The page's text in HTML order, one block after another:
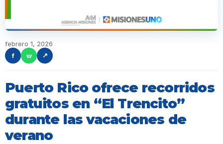
febrero 1, 2026
f
w ↗
Puerto Rico ofrece recorridos
gratuitos en “El Trencito”
durante las vacaciones de
verano